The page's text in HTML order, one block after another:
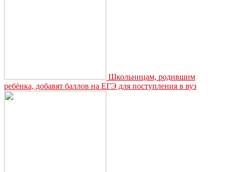
Школьницам, родившим
ребёнка, добавят баллов на ЕГЭ для поступления в вуз